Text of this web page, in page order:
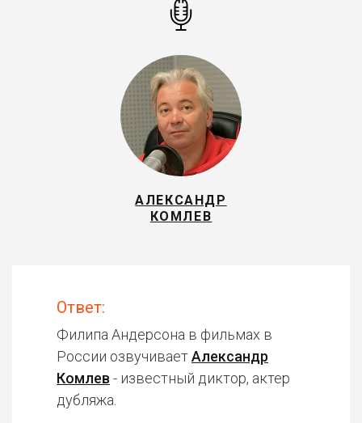
АЛЕКСАНДР
КОМЛЕВ
Ответ:
Филипа Андерсона в фильмах в
России озвучиваетАлександр
Комлев - известный диктор, актер
дубляжа.